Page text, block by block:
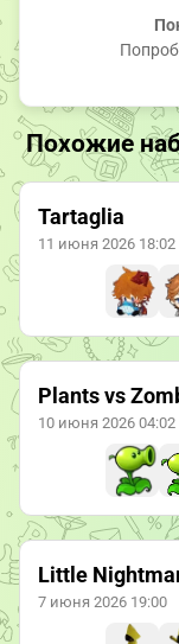
Похожие
Tartaglia
11 июня 2026 18:02
Plants vs
10 июня 2026 04:02
Little
7 июня 2026 19:00